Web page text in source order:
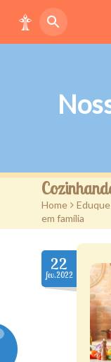
Eduque
Letras
Play
Assine
Home >
em família
22
fev.2022